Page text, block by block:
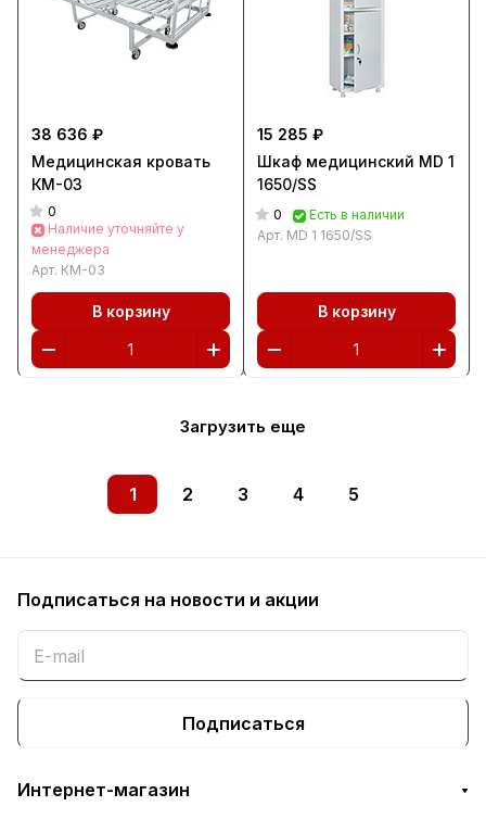
38 636 ₽
Медицинская кровать
КМ-03
0
Наличие уточняйте у
менеджера
Арт. КМ-03
В корзину
15 285 ₽
Шкаф медицинский MD 1
1650/SS
0
Есть в наличии
Арт. MD 1 1650/SS
В корзину
Загрузить еще
1 2 3 4 5
Подписаться на новости и акции
Подписаться
Интернет-магазин